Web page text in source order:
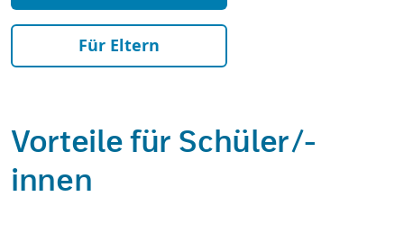
Für Eltern
Vorteile für Schüler/-
innen